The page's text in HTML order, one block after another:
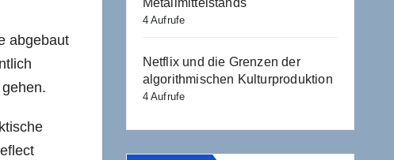
abgebaut
4 Aufrufe
Netflix und die Grenzen der
algorithmischen Kulturproduktion
4 Aufrufe